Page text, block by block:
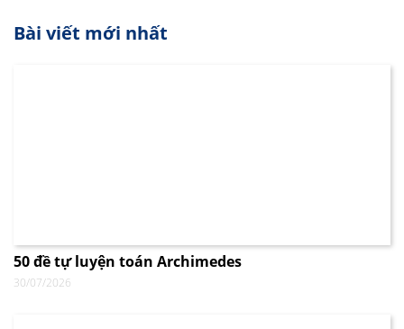
Bài viết mới nhất
50 đề tự luyện toán Archimedes
30/07/2026